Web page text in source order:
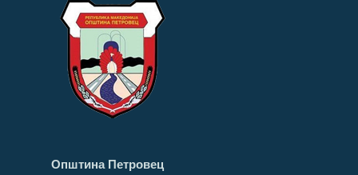
Општина Петровец